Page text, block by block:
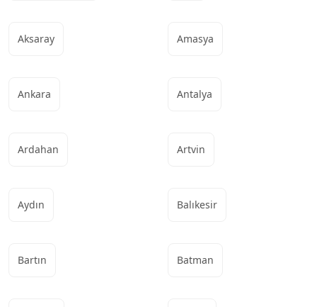
Aksaray Amasya
Ankara Antalya
Ardahan Artvin
Aydın Balıkesir
Bartın Batman